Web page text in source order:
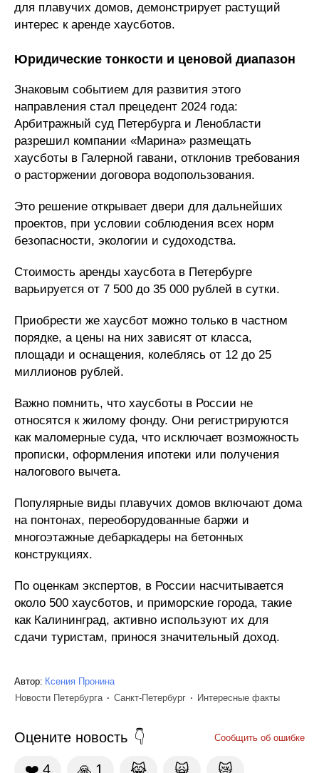
для плавучих домов, демонстрирует растущий
интерес к аренде хаусботов.
Юридические тонкости и ценовой диапазон
Знаковым событием для развития этого
направления стал прецедент 2024 года:
Арбитражный суд Петербурга и Ленобласти
разрешил компании «Марина» размещать
хаусботы в Галерной гавани, отклонив требования
о расторжении договора водопользования.
Это решение открывает двери для дальнейших
проектов, при условии соблюдения всех норм
безопасности, экологии и судоходства.
Стоимость аренды хаусбота в Петербурге
варьируется от 7 500 до 35 000 рублей в сутки.
Приобрести же хаусбот можно только в частном
порядке, а цены на них зависят от класса,
площади и оснащения, колеблясь от 12 до 25
миллионов рублей.
Важно помнить, что хаусботы в России не
относятся к жилому фонду. Они регистрируются
как маломерные суда, что исключает возможность
прописки, оформления ипотеки или получения
налогового вычета.
Популярные виды плавучих домов включают дома
на понтонах, переоборудованные баржи и
многоэтажные дебаркадеры на бетонных
конструкциях.
По оценкам экспертов, в России насчитывается
около 500 хаусботов, и приморские города, такие
как Калининград, активно используют их для
сдачи туристам, принося значительный доход.
Автор: Ксения Пронина
Новости Петербурга
Санкт-Петербург Интересные факты
Оцените новость Сообщить об ошибке
❤️ 4 🙏 1 😹 🙀 😿